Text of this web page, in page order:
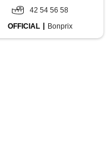
42 54 56 58
OFFICIAL
Bonprix